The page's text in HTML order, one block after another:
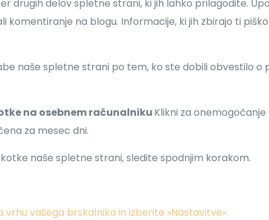
drugih delov spletne strani, ki jih lahko prilagodite.
komentiranje na blogu. Informacije, ki jih zbirajo ti
naše spletne strani po tem, ko ste dobili obvestilo
na osebnem računalniku Klikni za
za mesec dni.
naše spletne strani, sledite spodnjim korakom.
vrhu vašega brskalnika in izberite »Nastavitve«.